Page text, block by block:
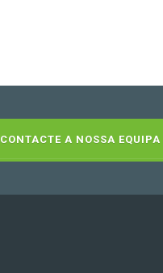
CONTACTE A NOSSA EQUIPA